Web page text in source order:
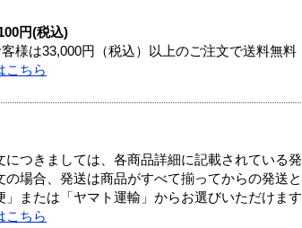
円(税込)
様は33,000円（税込）以上のご注文で送料無料
こちら
つきましては、各商品詳細に記載されている
場合、発送は商品がすべて揃ってからの発送と
または「ヤマト運輸」からお選びいただけます
こちら